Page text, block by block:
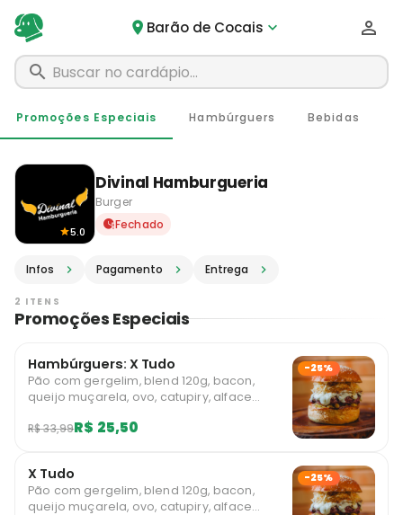
Barão de Cocais
5.0
Divinal Hamburgueria
Burger
Delivery em Barão de
Fechado
Infos Pagamento Entrega
Promoções Especiais Hambúrguers Bebidas
2 ITENS
Promoções Especiais
Hambúrguers: X Tudo
Pão com gergelim, blend 120g, bacon,
queijo muçarela, ovo, catupiry, alface
Limitado a 1 unidades mensais por usuário.
R$ 33,99R$ 25,50
-25%
X Tudo
Pão com gergelim, blend 120g, bacon,
queijo muçarela, ovo, catupiry, alface
-25%